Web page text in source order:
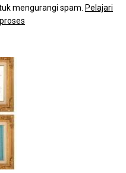
mengurangi spam. Pelajari